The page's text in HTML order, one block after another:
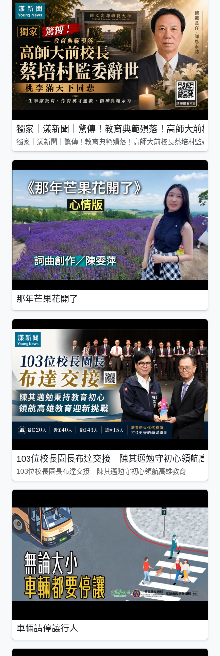
獨家｜漾新聞｜驚傳！教育典範殞落！高師大前校
獨家｜漾新聞｜驚傳！教育典範殞落！高師大前校長蔡培村監委
那年芒果花開了
103位校長園長布達交接 陳其邁勉守初心領航高雄
103位校長園長布達交接 陳其邁勉守初心領航高雄教育
車輛請停讓行人